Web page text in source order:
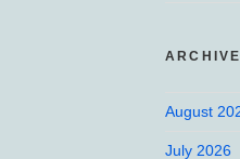
August
July 2026